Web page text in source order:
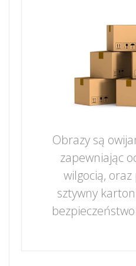
Obrazy są
zapewniając
wilgocią,
sztywny